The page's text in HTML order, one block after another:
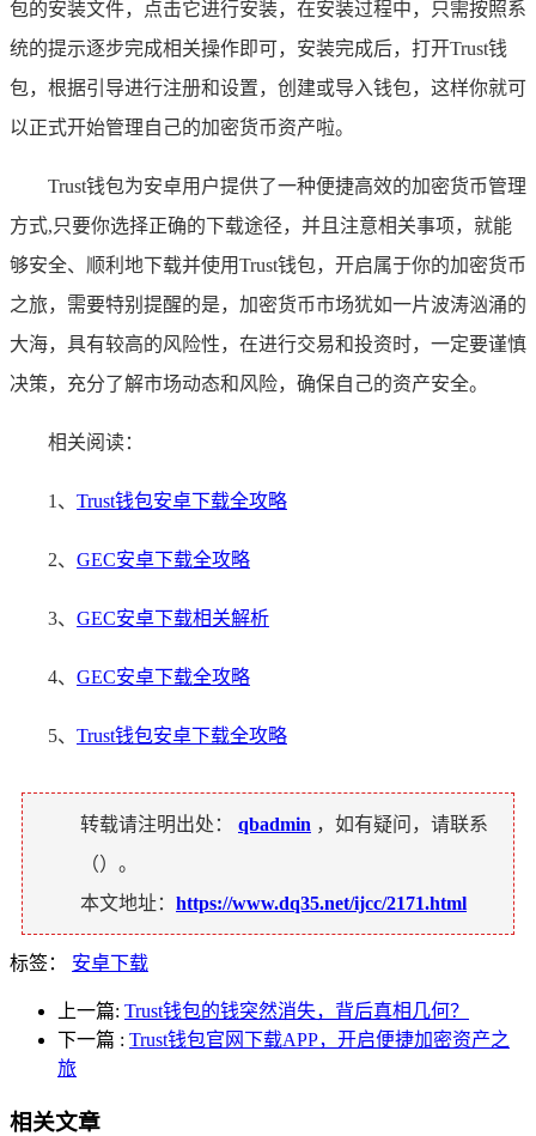
包的安装文件，点击它进行安装，在安装过程中，只需按照系
统的提示逐步完成相关操作即可，安装完成后，打开Trust钱
包，根据引导进行注册和设置，创建或导入钱包，这样你就可
以正式开始管理自己的加密货币资产啦。
Trust钱包为安卓用户提供了一种便捷高效的加密货币管理
方式,只要你选择正确的下载途径，并且注意相关事项，就能
够安全、顺利地下载并使用Trust钱包，开启属于你的加密货币
之旅，需要特别提醒的是，加密货币市场犹如一片波涛汹涌的
大海，具有较高的风险性，在进行交易和投资时，一定要谨慎
决策，充分了解市场动态和风险，确保自己的资产安全。
相关阅读：
1、 Trust钱包安卓下载全攻略
2、 GEC安卓下载全攻略
3、 GEC安卓下载相关解析
4、 GEC安卓下载全攻略
5、 Trust钱包安卓下载全攻略
转载请注明出处： qbadmin ，如有疑问，请联系
（）。
本文地址： https://www.dq35.net/ijcc/2171.html
标签： 安卓下载
上一篇: Trust钱包的钱突然消失，背后真相几何？
下一篇 : Trust钱包官网下载APP，开启便捷加密资产之
旅
相关文章